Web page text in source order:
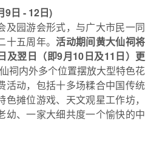
9日 - 12日)
及园游会形式，与广大市民一同
十五周年。活动期间黄大仙祠将
及翌日（即9月10日及11日）更
祠内外多个位置摆放大型特色花
活动，包括十多场糅合中国传统
摊位游戏、天文观星工作坊，
幼、一家大细共度一个愉快的中